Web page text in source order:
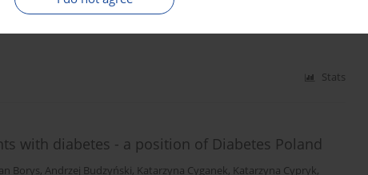
Zmysłowska,Dorota Zozulińska-Ziółkiewicz
Stats
with diabetes - a position of Diabetes Poland
Borys, Andrzej Budzyński, Katarzyna Cyganek, Katarzyna Cypryk,